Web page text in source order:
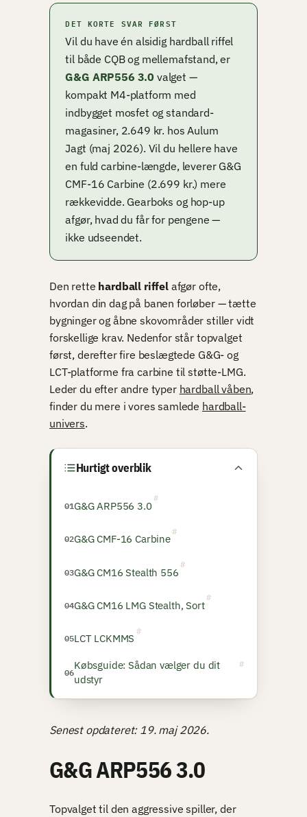
DET KORTE SVAR FØRST
Vil du have én alsidig hardball riffel
til både CQB og mellemafstand, er
G&G ARP556 3.0 valget —
kompakt M4-platform med
indbygget mosfet og standard-
magasiner, 2.649 kr. hos Aulum
Jagt (maj 2026). Vil du hellere have
en fuld carbine-længde, leverer G&G
CMF-16 Carbine (2.699 kr.) mere
rækkevidde. Gearboks og hop-up
afgør, hvad du får for pengene —
ikke udseendet.
Den rette hardball riffelafgør ofte,
hvordan din dag på banen forløber — tætte
bygninger og åbne skovområder stiller vidt
forskellige krav. Nedenfor står topvalget
først, derefter fire beslægtede G&G- og
LCT-platforme fra carbine til støtte-LMG.
Leder du efter andre typer hardball våben,
finder du mere i vores samlede hardball-
univers.
Hurtigt overblik
G&G ARP556 3.0
G&G CMF-16 Carbine
G&G CM16 Stealth 556
G&G CM16 LMG Stealth, Sort
LCT LCKMMS
Købsguide: Sådan vælger du dit
udstyr
Senest opdateret: 19. maj 2026.
G&G ARP556 3.0
Topvalget til den aggressive spiller, der